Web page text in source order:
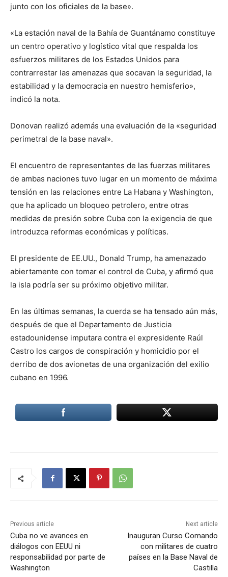
junto con los oficiales de la base».
«La estación naval de la Bahía de Guantánamo constituye
un centro operativo y logístico vital que respalda los
esfuerzos militares de los Estados Unidos para
contrarrestar las amenazas que socavan la seguridad, la
estabilidad y la democracia en nuestro hemisferio»,
indicó la nota.
Donovan realizó además una evaluación de la «seguridad
perimetral de la base naval».
El encuentro de representantes de las fuerzas militares
de ambas naciones tuvo lugar en un momento de máxima
tensión en las relaciones entre La Habana y Washington,
que ha aplicado un bloqueo petrolero, entre otras
medidas de presión sobre Cuba con la exigencia de que
introduzca reformas económicas y políticas.
El presidente de EE.UU., Donald Trump, ha amenazado
abiertamente con tomar el control de Cuba, y afirmó que
la isla podría ser su próximo objetivo militar.
En las últimas semanas, la cuerda se ha tensado aún más,
después de que el Departamento de Justicia
estadounidense imputara contra el expresidente Raúl
Castro los cargos de conspiración y homicidio por el
derribo de dos avionetas de una organización del exilio
cubano en 1996.
Previous article
Cuba no ve avances en
diálogos con EEUU ni
responsabilidad por parte de
Washington
Next article
Inauguran Curso Comando
con militares de cuatro
países en la Base Naval de
Castilla